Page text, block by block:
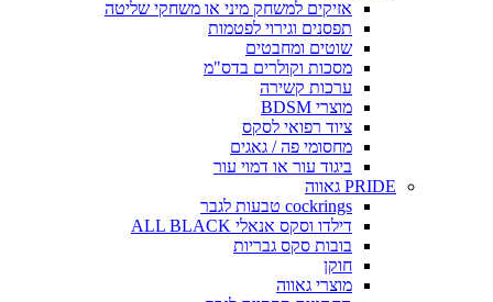
אזיקים למשחק מיני או משחקי שליטה
תפסנים וגירוי לפטמות
שוטים ומחבטים
מסכות וקולרים בדס"מ
ערכות קשירה
מוצרי BDSM
ציוד רפואי לסקס
מחסומי פה / גאגים
ביגוד עור או דמוי עור
PRIDE גאווה
cockrings טבעות לגבר
דילדו וסקס אנאלי ALL BLACK
בובות סקס גבריות
חוקן
מוצרי גאווה